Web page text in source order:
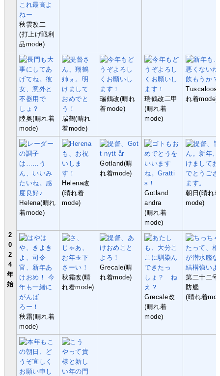
秋雲改二
(打上げ戦利
品mode)
2
0
2
4
年
始
陸奥(晴れ着
mode)
瑞鶴(晴れ
着mode)
瑞鶴改(晴れ
着mode)
瑞鶴改二甲
(晴れ着
mode)
れ着mode)
Helena(晴れ
着mode)
Helena改
(晴れ着
mode)
Gotland(晴
れ着mode)
Gotland
andra
(晴れ着
mode)
朝日(晴れ
mode)
秋霜(晴れ着
mode)
秋霜改(晴
れ着mode)
Grecale(晴
れ着mode)
Grecale改
(晴れ着
mode)
第二十二号
防艦
(晴れ着